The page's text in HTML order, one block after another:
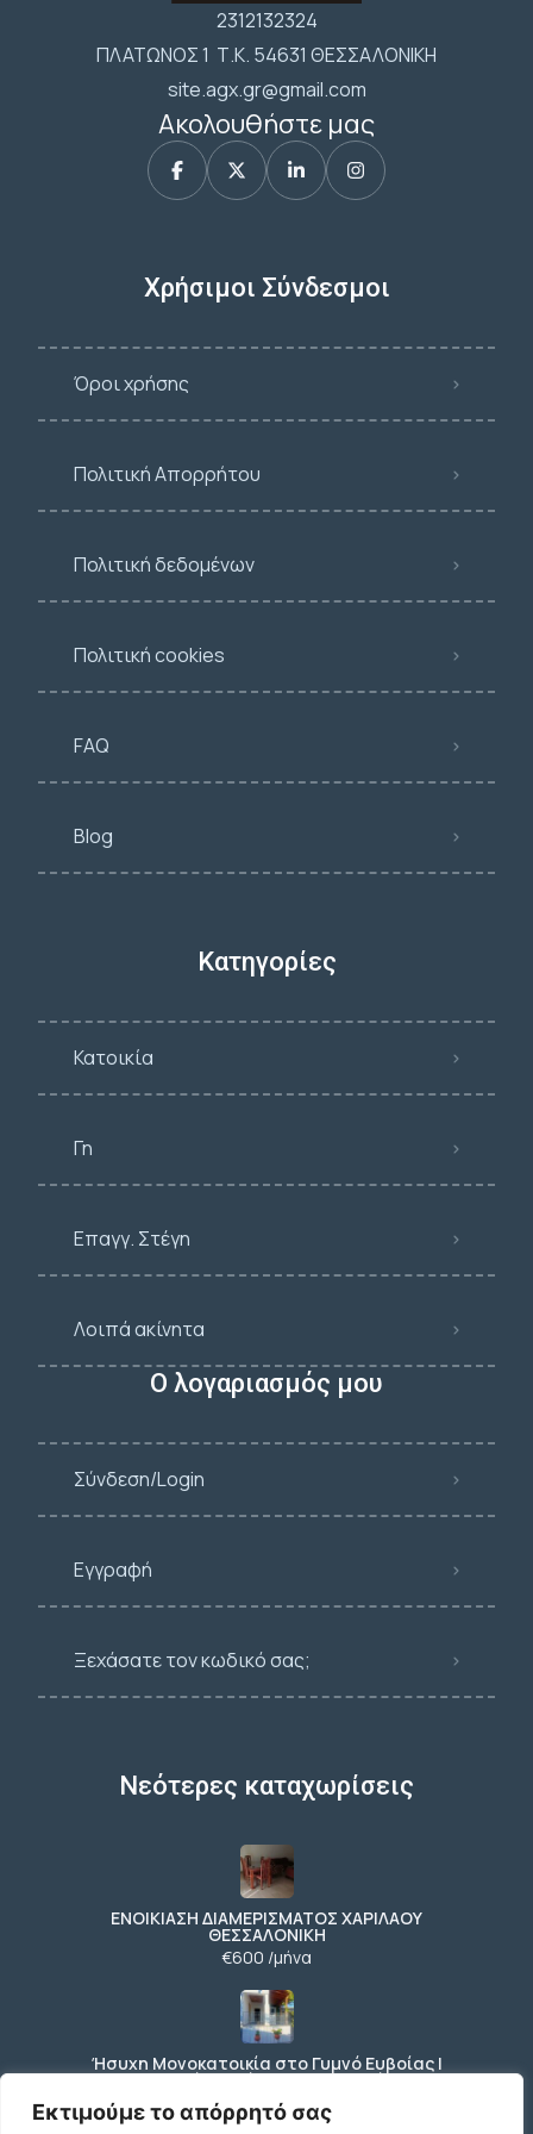
Εκτιμούμε το απόρρητό σας
2312132324
ΠΛΑΤΩΝΟΣ 1 Τ.Κ. 54631 ΘΕΣΣΑΛΟΝΙΚΗ
site.agx.gr@gmail.com
Ακολουθήστε μας
Χρήσιμοι Σύνδεσμοι
Όροι χρήσης
Πολιτική Απορρήτου
Πολιτική δεδομένων
Πολιτική cookies
FAQ
Blog
Κατηγορίες
Κατοικία
Γη
Επαγγ. Στέγη
Λοιπά ακίνητα
Ο λογαριασμός μου
Σύνδεση/Login
Εγγραφή
Ξεχάσατε τον κωδικό σας;
Νεότερες καταχωρίσεις
ΕΝΟΙΚΙΑΣΗ ΔΙΑΜΕΡΙΣΜΑΤΟΣ ΧΑΡΙΛΑΟΥ
ΘΕΣΣΑΛΟΝΙΚΗ
€600 /μήνα
Ήσυχη Μονοκατοικία στο Γυμνό Ευβοίας |
Κοντά σε Θάλασσα & Βουνό
€52 /μήνα